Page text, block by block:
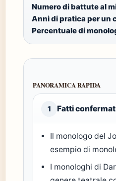
Numero di battute al
Anni di pratica per un
Percentuale di
PANORAMICA RAPIDA
1 Fatti
Il monologo del
esempio di
I monologhi di